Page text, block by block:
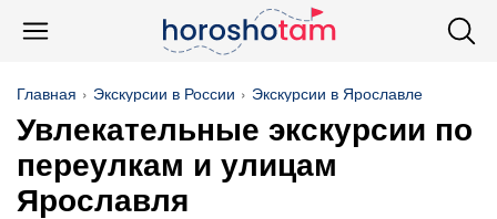
Главная Экскурсии в России Экскурсии в Ярославле
Увлекательные экскурсии по
переулкам и улицам
Ярославля